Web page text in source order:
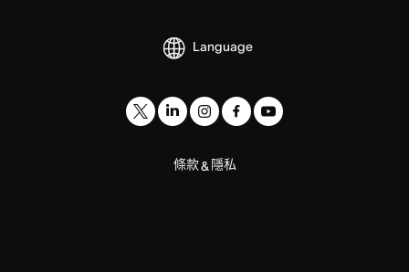
Language
條款& 隱私